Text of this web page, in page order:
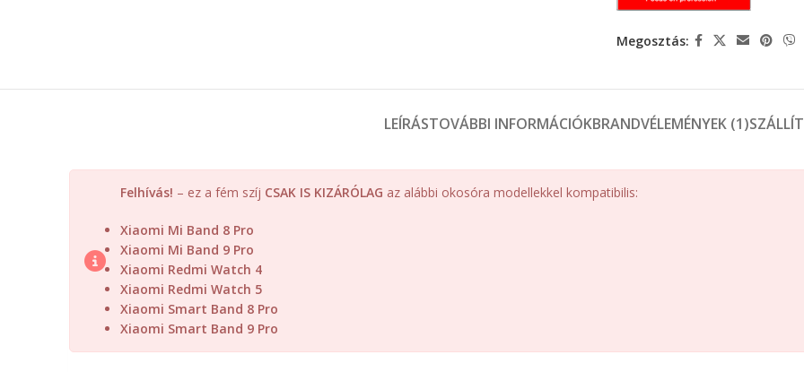
Megosztás:
LEÍRÁSTOVÁBBI INFORMÁCIÓKBRANDVÉLEMÉNYEK (1)
Felhívás! – ez a fém szíj CSAK IS KIZÁRÓLAG az alábbi okosóra modellekkel kompatibilis:
Xiaomi Mi Band 8 Pro
Xiaomi Mi Band 9 Pro
Xiaomi Redmi Watch 4
Xiaomi Redmi Watch 5
Xiaomi Smart Band 8 Pro
Xiaomi Smart Band 9 Pro